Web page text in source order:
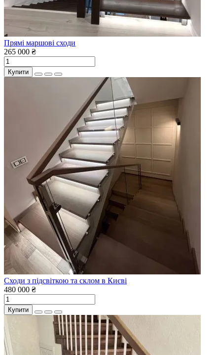
Прямі маршові сходи
265 000 ₴
Купити
Сходи з підсвіткою та склом в Києві
480 000 ₴
Купити